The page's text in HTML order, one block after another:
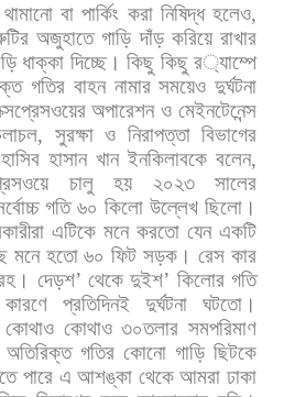
থামানো বা পার্কিং করা নিষিদ্ধ হলেও,
অজুহাতে গাড়ি দাঁড় করিয়ে রাখার
ধাক্কা দিচ্ছে। কিছু কিছু র্যাম্পে
গতির বাহন নামার সময়েও দুর্ঘটনা
অপারেশন ও মেইনটেনেন্স
, সুরক্ষা ও নিরাপত্তা বিভাগের
হাসিব হাসান খান ইনকিলাবকে বলেন,
চালু হয় ২০২৩
সালের
গতি ৬০ কিলো উল্লেখ ছিলো।
এটিকে মনে করতো যেন একটি
মনে হতো ৬০ ফিট সড়ক। রেস কার
দেড়শ’ থেকে দুইশ’ কিলোর গতি
কারণে প্রতিদিনই দুর্ঘটনা
ঘটতো।
কোথাও কোথাও ৩০তলার সমপরিমাণ
অতিরিক্ত গতির কোনো গাড়ি ছিটকে
পারে এ আশঙ্কা থেকে আমরা ঢাকা